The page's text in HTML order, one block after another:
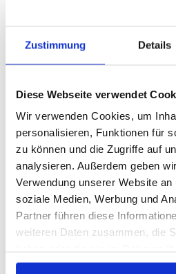
Zustimmung Details
Diese Webseite verwendet
Wir verwenden Cookies, um
personalisieren, Funktionen für
zu können und die Zugriffe auf
analysieren. Außerdem geben
Verwendung unserer Website
soziale Medien, Werbung und
Partner führen diese
weiteren Daten zusammen, die
gesammelt haben.
Arbeitsvertrag
Bevollmächtigungen
Handelsvertreterverträge
Mietverträge
Ziele
Mit den Grundlagen des
wird Vertrautheit vermittelt,
werden sicher auf
Verträgen angewendet.
Zielgruppe